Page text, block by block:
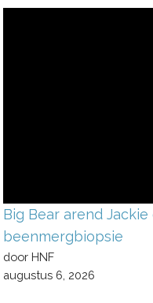
Big Bear arend
beenmergbiopsie
door HNF
augustus 6, 2026